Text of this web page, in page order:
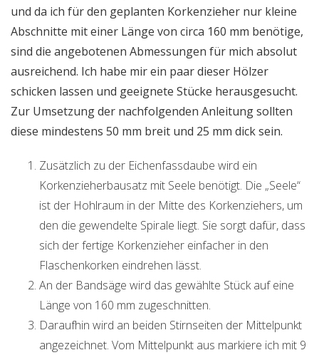
und da ich für den geplanten Korkenzieher nur kleine
Abschnitte mit einer Länge von circa 160 mm benötige,
sind die angebotenen Abmessungen für mich absolut
ausreichend. Ich habe mir ein paar dieser Hölzer
schicken lassen und geeignete Stücke herausgesucht.
Zur Umsetzung der nachfolgenden Anleitung sollten
diese mindestens 50 mm breit und 25 mm dick sein.
Zusätzlich zu der Eichenfassdaube wird ein
Korkenzieherbausatz mit Seele benötigt. Die „Seele“
ist der Hohlraum in der Mitte des Korkenziehers, um
den die gewendelte Spirale liegt. Sie sorgt dafür, dass
sich der fertige Korkenzieher einfacher in den
Flaschenkorken eindrehen lässt.
An der Bandsäge wird das gewählte Stück auf eine
Länge von 160 mm zugeschnitten.
Daraufhin wird an beiden Stirnseiten der Mittelpunkt
angezeichnet. Vom Mittelpunkt aus markiere ich mit 9